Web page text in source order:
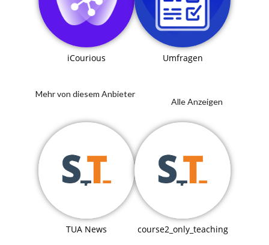
iCourious Umfragen
Mehr von diesem Anbieter
Alle Anzeigen
TUA News course2_only_teaching